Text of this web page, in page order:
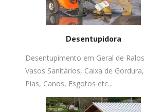
Desentupidora
Desentupimento em Geral de
Vasos Sanitários, Caixa de Gordura,
Pias, Canos, Esgotos etc...